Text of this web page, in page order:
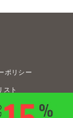
ポリシー
スト